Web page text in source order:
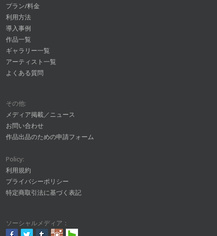
プラン/料金
利用方法
導入事例
作品一覧
ギャラリー一覧
アーティスト一覧
よくある質問
その他:
メディア掲載／ニュース
お問い合わせ
作品出品のための申請フォーム
Policy:
利用規約
プライバシーポリシー
特定商取引法に基づく表記
ソーシャルメディア：